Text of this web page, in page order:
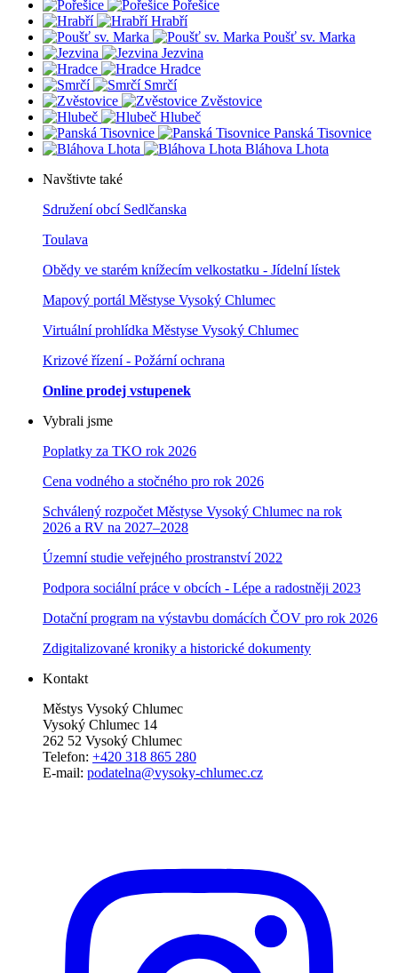
Pořešice
Hrabří
Poušť sv. Marka
Jezvina
Hradce
Smrčí
Zvěstovice
Hlubeč
Panská Tisovnice
Bláhova Lhota
Navštivte také
Sdružení obcí Sedlčanska
Toulava
Obědy ve starém knížecím velkostatku - Jídelní lístek
Mapový portál Městyse Vysoký Chlumec
Virtuální prohlídka Městyse Vysoký Chlumec
Krizové řízení - Požární ochrana
Online prodej vstupenek
Vybrali jsme
Poplatky za TKO rok 2026
Cena vodného a stočného pro rok 2026
Schválený rozpočet Městyse Vysoký Chlumec na rok
2026 a RV na 2027–2028
Územní studie veřejného prostranství 2022
Podpora sociální práce v obcích - Lépe a radostněji 2023
Dotační program na výstavbu domácích ČOV pro rok 2026
Zdigitalizované kroniky a historické dokumenty
Kontakt
Městys Vysoký Chlumec
Vysoký Chlumec 14
262 52 Vysoký Chlumec
Telefon: +420 318 865 280
E-mail: podatelna@vysoky-chlumec.cz